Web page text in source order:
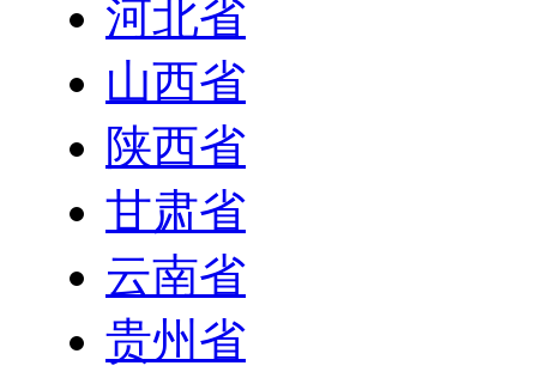
河北省
山西省
陕西省
甘肃省
云南省
贵州省